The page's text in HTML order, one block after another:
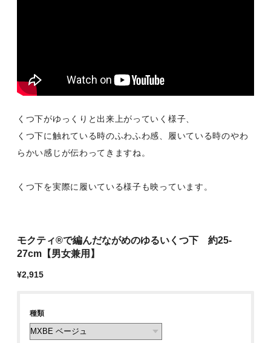
くつ下がゆっくりと出来上がっていく様子、
くつ下に触れている時のふわふわ感、履いている時のやわ
らかい感じが伝わってきますね。
くつ下を実際に履いている様子も映っています。
モクティ®︎で編んだながめのゆるいくつ下 約25-
27cm【男女兼用】
¥2,915
種類